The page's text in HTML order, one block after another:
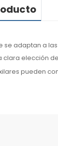
adaptan a
clara elección
pueden